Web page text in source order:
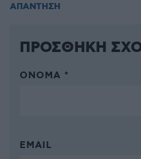
ΑΠΑΝΤΗΣΗ
ΠΡΟΣΘΗΚΗ
ΌΝΟΜΑ *
EMAIL